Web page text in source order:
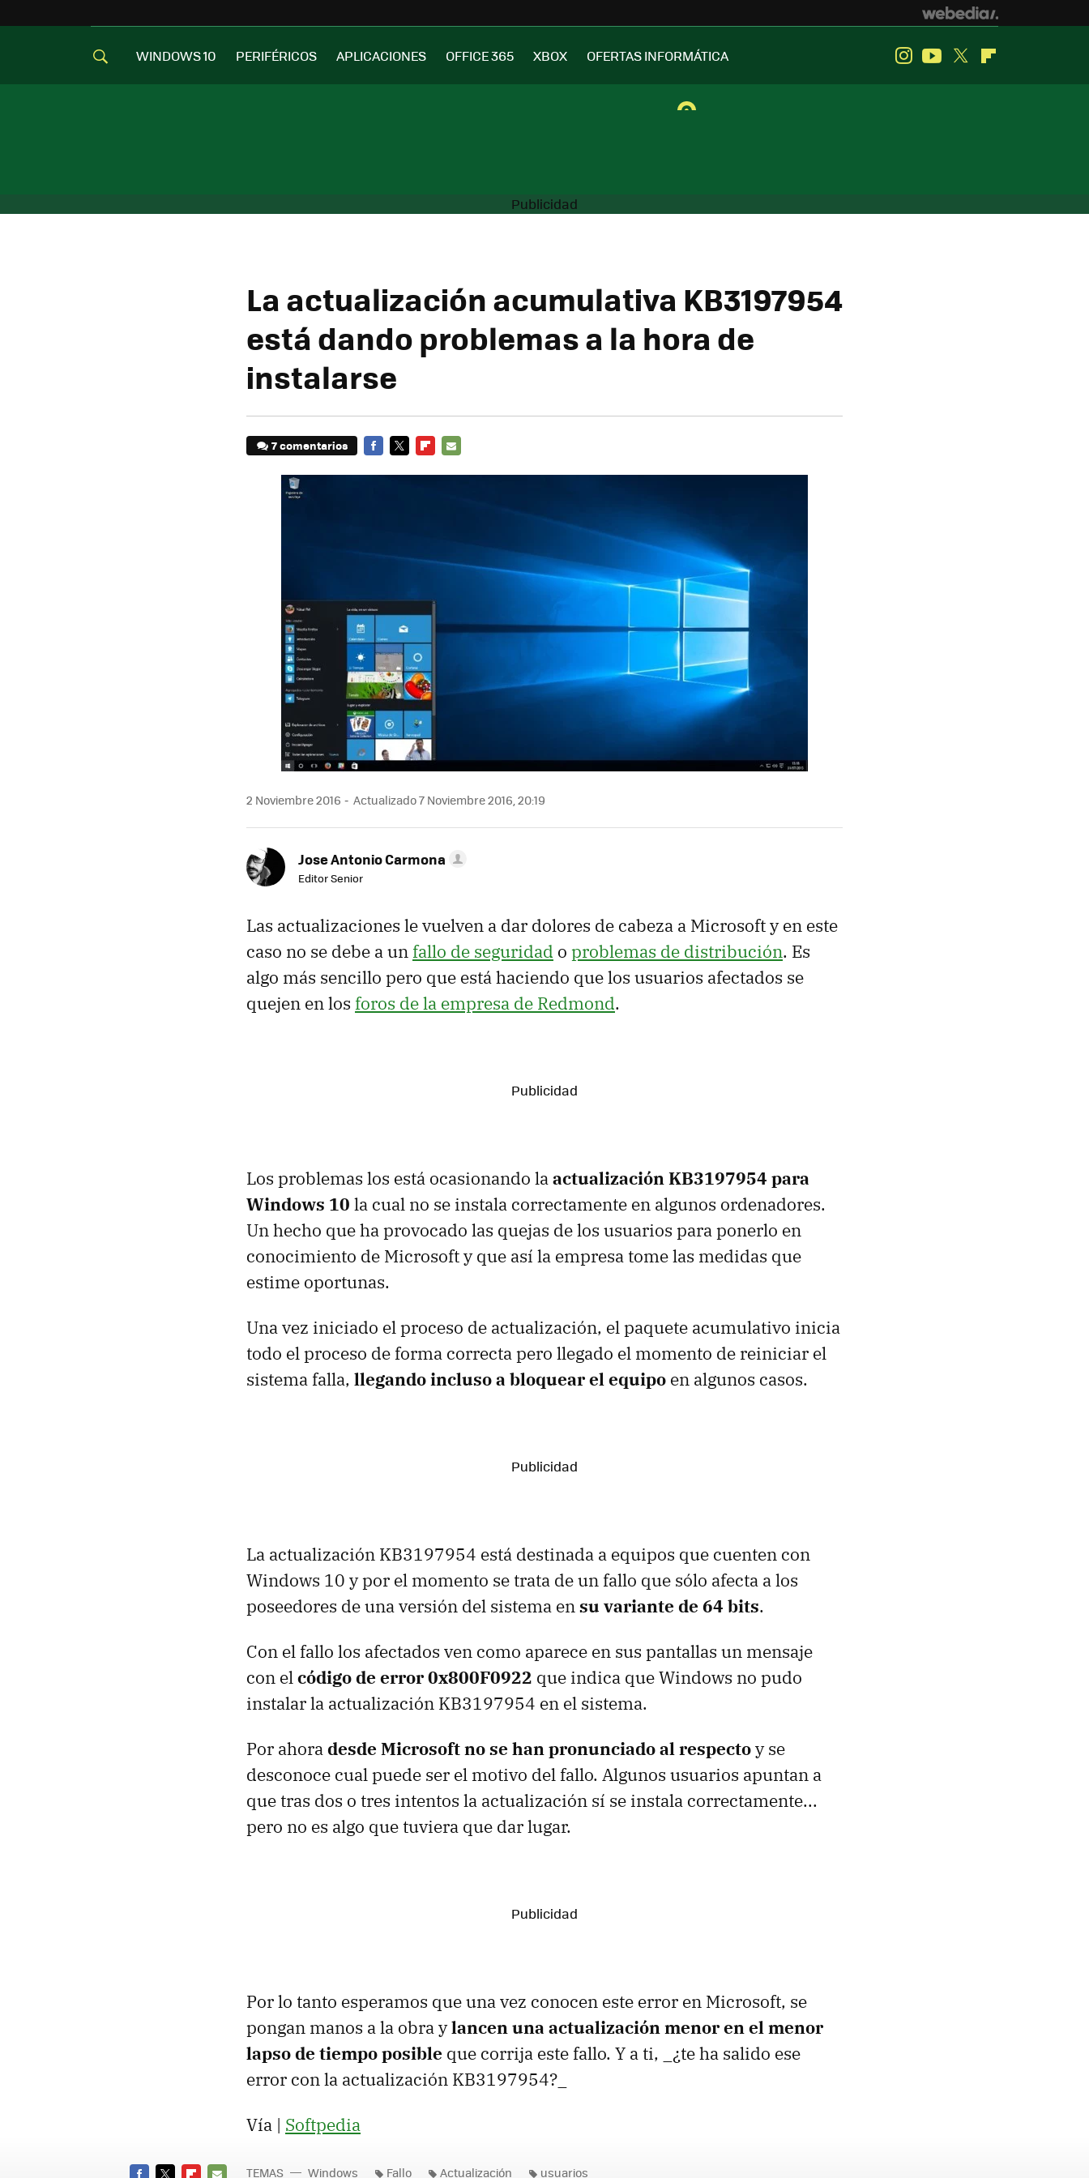
WINDOWS 10 PERIFÉRICOS APLICACIONES OFFICE 365 XBOX OFERTAS INFORMÁTICA InstagramYoutube
Twitter
La actualización acumulativa KB3197954
está dando problemas a la hora de
instalarse
7 comentarios
2 Noviembre 2016 Actualizado 7 Noviembre 2016, 20:19
Jose Antonio Carmona
Editor Senior
Las actualizaciones le vuelven a dar dolores de cabeza a Microsoft y en este
caso no se debe a un fallo de seguridad o problemas de distribución. Es
algo más sencillo pero que está haciendo que los usuarios afectados se
quejen en los foros de la empresa de Redmond.
Los problemas los está ocasionando laactualización KB3197954 para
Windows 10 la cual no se instala correctamente en algunos ordenadores.
Un hecho que ha provocado las quejas de los usuarios para ponerlo en
conocimiento de Microsoft y que así la empresa tome las medidas que
estime oportunas.
Una vez iniciado el proceso de actualización, el paquete acumulativo inicia
todo el proceso de forma correcta pero llegado el momento de reiniciar el
sistema falla, llegando incluso a bloquear el equipo en algunos casos.
La actualización KB3197954 está destinada a equipos que cuenten con
Windows 10 y por el momento se trata de un fallo que sólo afecta a los
poseedores de una versión del sistema ensu variante de 64 bits.
Con el fallo los afectados ven como aparece en sus pantallas un mensaje
con elcódigo de error 0x800F0922 que indica que Windows no pudo
instalar la actualización KB3197954 en el sistema.
Por ahoradesde Microsoft no se han pronunciado al respectoy se
desconoce cual puede ser el motivo del fallo. Algunos usuarios apuntan a
que tras dos o tres intentos la actualización sí se instala correctamente...
pero no es algo que tuviera que dar lugar.
Por lo tanto esperamos que una vez conocen este error en Microsoft, se
pongan manos a la obra ylancen una actualización menor en el menor
lapso de tiempo posible que corrija este fallo. Y a ti, _¿te ha salido ese
error con la actualización KB3197954?_
Vía | Softpedia
TEMAS Windows Fallo Actualización usuarios